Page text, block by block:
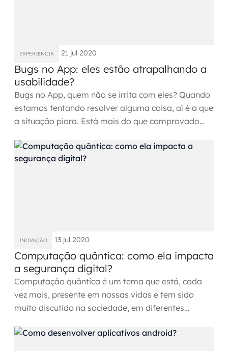
EXPERIÊNCIA 21 jul 2020
Bugs no App: eles estão atrapalhando a
usabilidade?
Bugs no App, quem não se irrita com eles? Quando
estamos tentando resolver alguma coisa, aí é a que
a situação piora. Está mais do que comprovado
INOVAÇÃO 13 jul 2020
Computação quântica: como ela impacta
a segurança digital?
Computação quântica é um tema que está, cada
vez mais, presente em nossas vidas e tem sido
muito discutido na sociedade, em diferentes